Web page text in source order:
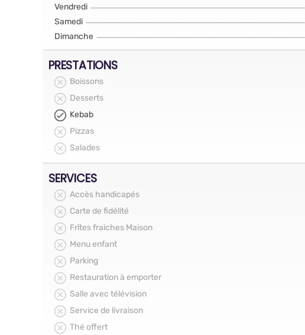
Vendredi
Samedi
Dimanche
PRESTATIONS
Boissons
Desserts
Kebab
Pizzas
Salades
SERVICES
Accès handicapés
Carte de fidélité
Frîtes fraiches Maison
Menu enfant
Parking
Restauration à emporter
Salle avec télévision
Service de livraison
Thé offert